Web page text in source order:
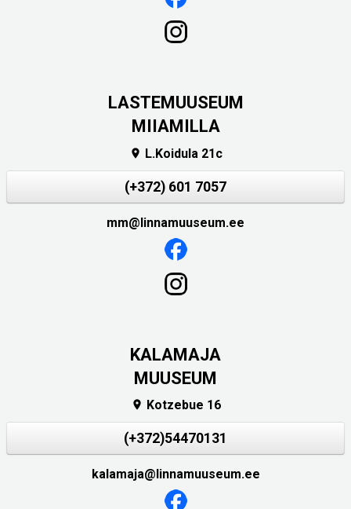
LASTEMUUSEUM
MIIAMILLA
 L.Koidula 21c
(+372) 601 7057
mm@linnamuuseum.ee
KALAMAJA
MUUSEUM
 Kotzebue 16
(+372)54470131
kalamaja@linnamuuseum.ee